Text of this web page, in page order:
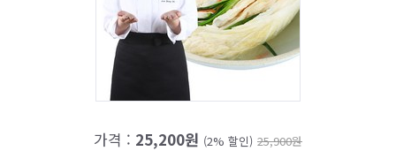
가격 : 25,200원 (2% 할인) 25,900원